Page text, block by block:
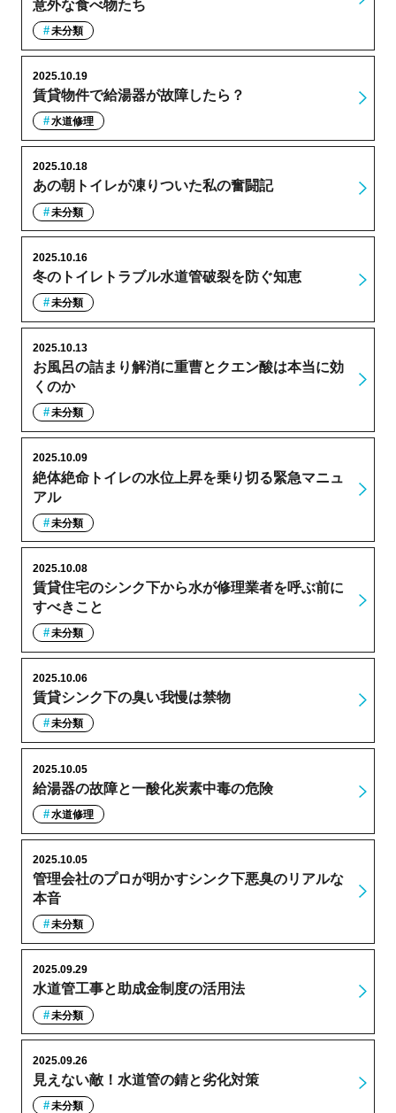
意外な食べ物たち
未分類
賃貸物件で給湯器が故障したら？
2025.10.19
水道修理
あの朝トイレが凍りついた私の奮闘記
2025.10.18
未分類
冬のトイレトラブル水道管破裂を防ぐ知恵
2025.10.16
未分類
お風呂の詰まり解消に重曹とクエン酸は本当に効
くのか
2025.10.13
未分類
絶体絶命トイレの水位上昇を乗り切る緊急マニュ
アル
2025.10.09
未分類
賃貸住宅のシンク下から水が修理業者を呼ぶ前に
すべきこと
2025.10.08
未分類
賃貸シンク下の臭い我慢は禁物
2025.10.06
未分類
給湯器の故障と一酸化炭素中毒の危険
2025.10.05
水道修理
管理会社のプロが明かすシンク下悪臭のリアルな
本音
2025.10.05
未分類
水道管工事と助成金制度の活用法
2025.09.29
未分類
見えない敵！水道管の錆と劣化対策
2025.09.26
未分類